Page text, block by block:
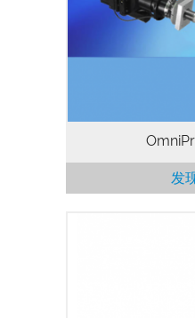
纵手，内置了一
器，具有准确、
发
OmniProbe 350
手，其特点是具有